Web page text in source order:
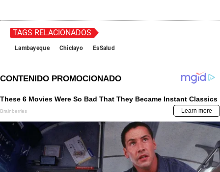
TAGS RELACIONADOS
Lambayeque Chiclayo EsSalud